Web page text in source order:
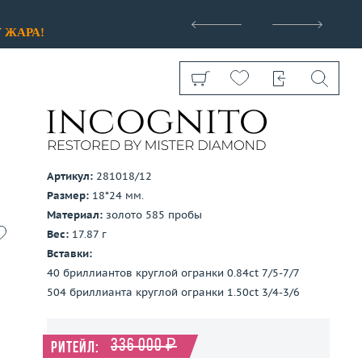
ЖАРА!
Показать все
Артикул: 281018/12
Размер: 18*24 мм.
Материал: золото 585 пробы
Вес: 17.87 г
Вставки:
40 бриллиантов круглой огранки 0.84ct 7/5-7/7
504 бриллианта круглой огранки 1.50ct 3/4-3/6
Ритейл: 336 000 ₽